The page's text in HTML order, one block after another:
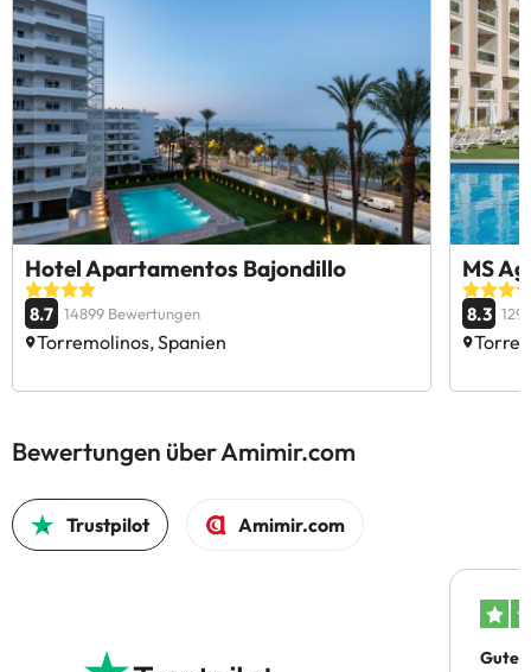
Hotel Apartamentos Bajondillo
8.7 14899 Bewertungen
Torremolinos, Spanien
MS
8.3
Bewertungen über Amimir.com
Trustpilot Amimir.com
Gutes